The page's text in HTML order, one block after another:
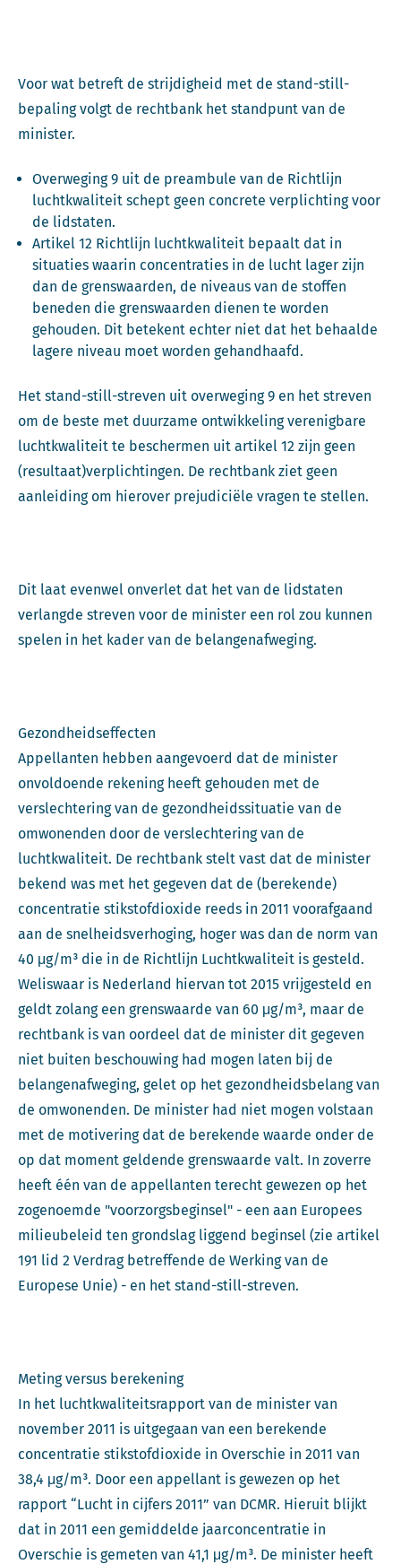
Voor wat betreft de strijdigheid met de stand-still-
bepaling volgt de rechtbank het standpunt van de
minister.
Overweging 9 uit de preambule van de Richtlijn
luchtkwaliteit schept geen concrete verplichting voor
de lidstaten.
Artikel 12 Richtlijn luchtkwaliteit bepaalt dat in
situaties waarin concentraties in de lucht lager zijn
dan de grenswaarden, de niveaus van de stoffen
beneden die grenswaarden dienen te worden
gehouden. Dit betekent echter niet dat het behaalde
lagere niveau moet worden gehandhaafd.
Het stand-still-streven uit overweging 9 en het streven
om de beste met duurzame ontwikkeling verenigbare
luchtkwaliteit te beschermen uit artikel 12 zijn geen
(resultaat)verplichtingen. De rechtbank ziet geen
aanleiding om hierover prejudiciële vragen te stellen.
Dit laat evenwel onverlet dat het van de lidstaten
verlangde streven voor de minister een rol zou kunnen
spelen in het kader van de belangenafweging.
Gezondheidseffecten
Appellanten hebben aangevoerd dat de minister
onvoldoende rekening heeft gehouden met de
verslechtering van de gezondheidssituatie van de
omwonenden door de verslechtering van de
luchtkwaliteit. De rechtbank stelt vast dat de minister
bekend was met het gegeven dat de (berekende)
concentratie stikstofdioxide reeds in 2011 voorafgaand
aan de snelheidsverhoging, hoger was dan de norm van
40 μg/m³ die in de Richtlijn Luchtkwaliteit is gesteld.
Weliswaar is Nederland hiervan tot 2015 vrijgesteld en
geldt zolang een grenswaarde van 60 μg/m³, maar de
rechtbank is van oordeel dat de minister dit gegeven
niet buiten beschouwing had mogen laten bij de
belangenafweging, gelet op het gezondheidsbelang van
de omwonenden. De minister had niet mogen volstaan
met de motivering dat de berekende waarde onder de
op dat moment geldende grenswaarde valt. In zoverre
heeft één van de appellanten terecht gewezen op het
zogenoemde "voorzorgsbeginsel" - een aan Europees
milieubeleid ten grondslag liggend beginsel (zie artikel
191 lid 2 Verdrag betreffende de Werking van de
Europese Unie) - en het stand-still-streven.
Meting versus berekening
In het luchtkwaliteitsrapport van de minister van
november 2011 is uitgegaan van een berekende
concentratie stikstofdioxide in Overschie in 2011 van
38,4 μg/m³. Door een appellant is gewezen op het
rapport “Lucht in cijfers 2011” van DCMR. Hieruit blijkt
dat in 2011 een gemiddelde jaarconcentratie in
Overschie is gemeten van 41,1 μg/m³. De minister heeft